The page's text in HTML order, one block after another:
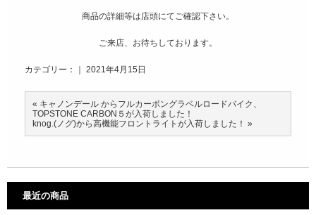
商品の詳細等は店頭にてご確認下さい。
ご来店、お待ちしております。
カテゴリー：｜ 2021年4月15日
« キャノンデール からフルカーボングラベルロードバイク、
TOPSTONE CARBON５が入荷しました！
knog.(ノグ)から高機能フロントライトが入荷しました！ »
最近の商品